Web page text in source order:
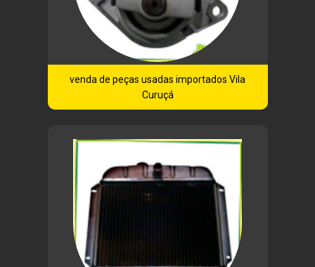
venda de peças usadas importados Vila
Curuçá